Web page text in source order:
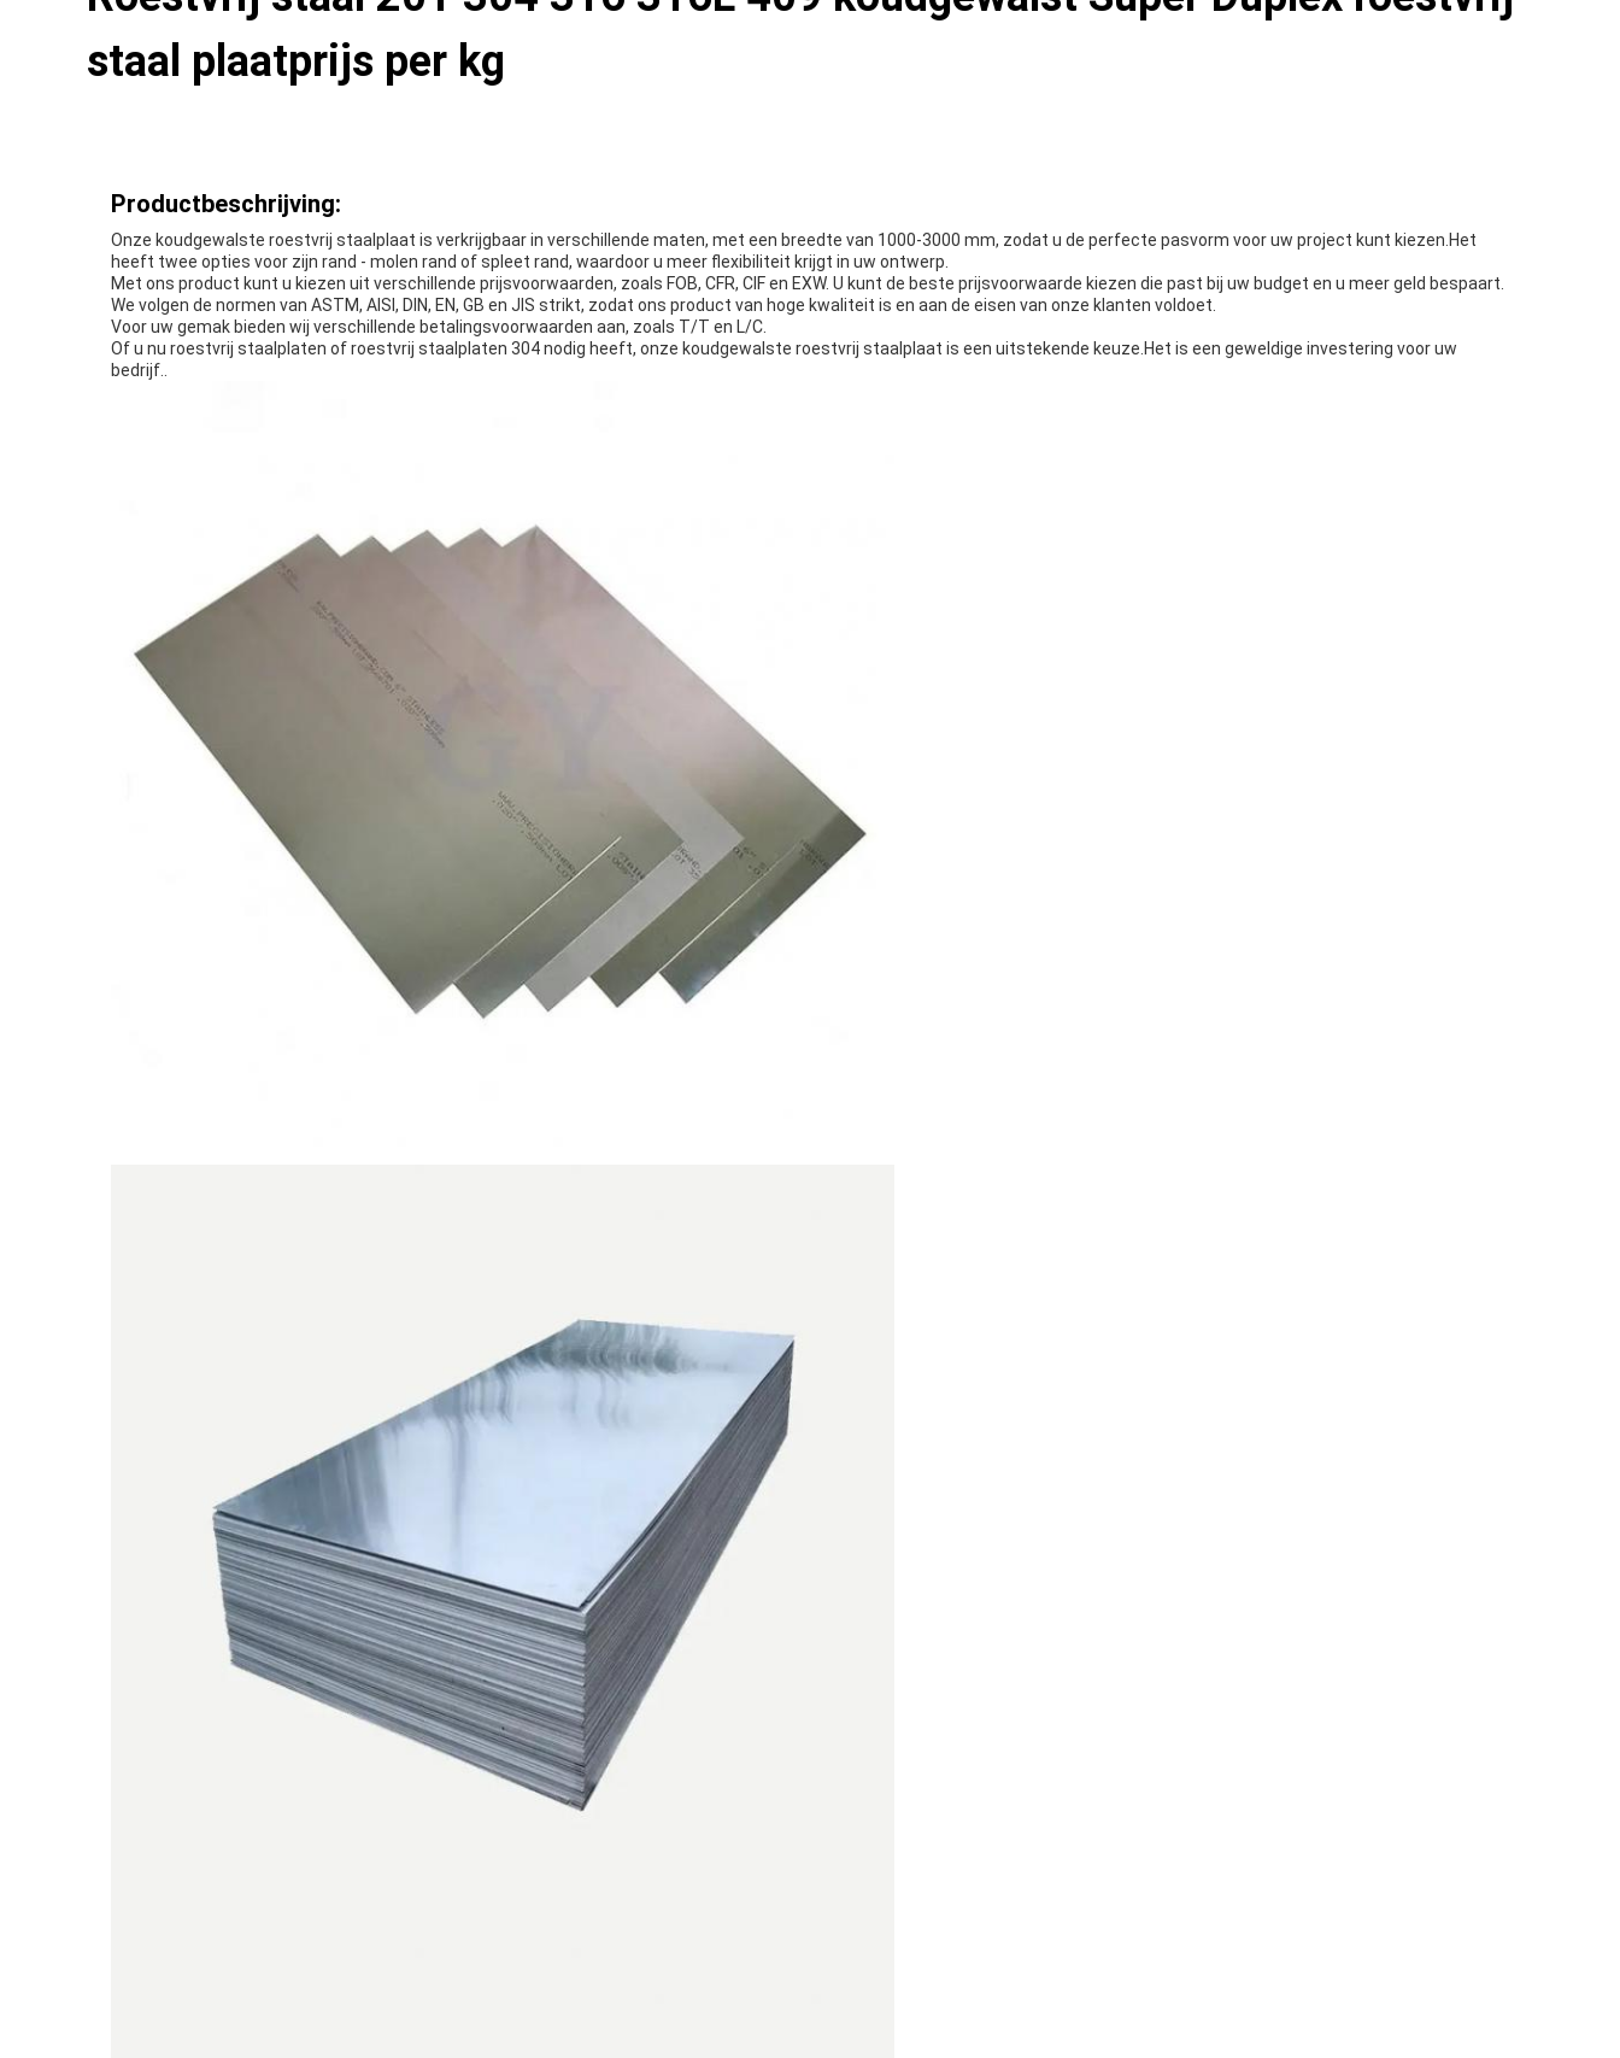
staal plaatprijs per kg
Productbeschrijving:
Onze koudgewalste roestvrij staalplaat is verkrijgbaar in verschillende maten, met een breedte van 1000-3000 mm, zodat u de perfecte pasvorm voor uw project kunt kiezen.Het
heeft twee opties voor zijn rand - molen rand of spleet rand, waardoor u meer flexibiliteit krijgt in uw ontwerp.
Met ons product kunt u kiezen uit verschillende prijsvoorwaarden, zoals FOB, CFR, CIF en EXW. U kunt de beste prijsvoorwaarde kiezen die past bij uw budget en u meer geld bespaart.
We volgen de normen van ASTM, AISI, DIN, EN, GB en JIS strikt, zodat ons product van hoge kwaliteit is en aan de eisen van onze klanten voldoet.
Voor uw gemak bieden wij verschillende betalingsvoorwaarden aan, zoals T/T en L/C.
Of u nu roestvrij staalplaten of roestvrij staalplaten 304 nodig heeft, onze koudgewalste roestvrij staalplaat is een uitstekende keuze.Het is een geweldige investering voor uw
bedrijf..